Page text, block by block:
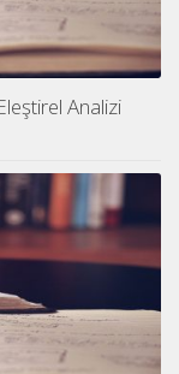
Analizi